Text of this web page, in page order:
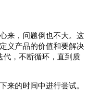
来，问题倒也不大。这
义产品的价值和要解决
代，不断循环，直到质
来的时间中进行尝试。